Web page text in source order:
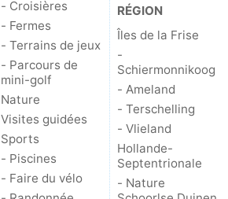
- Croisières
- Fermes
- Terrains de jeux
- Parcours de
mini-golf
Nature
Visites guidées
Sports
- Piscines
- Faire du vélo
RÉGION
Îles de la Frise
-
Schiermonnikoog
- Ameland
- Terschelling
- Vlieland
Hollande-
Septentrionale
- Nature